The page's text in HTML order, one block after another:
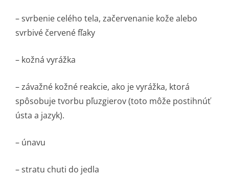
– svrbenie celého tela, začervenanie kože alebo
svrbivé červené fľaky
– kožná vyrážka
– závažné kožné reakcie, ako je vyrážka, ktorá
spôsobuje tvorbu pľuzgierov (toto môže postihnúť
ústa a jazyk).
– únavu
– stratu chuti do jedla